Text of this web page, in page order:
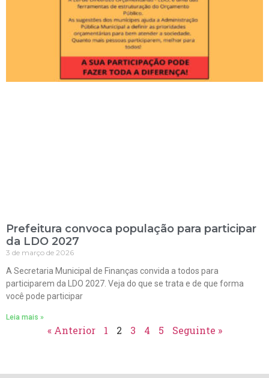
Prefeitura convoca população para participar
da LDO 2027
3 de março de 2026
A Secretaria Municipal de Finanças convida a todos para
participarem da LDO 2027. Veja do que se trata e de que forma
você pode participar
Leia mais »
« Anterior 1 2 3 4 5 Seguinte »